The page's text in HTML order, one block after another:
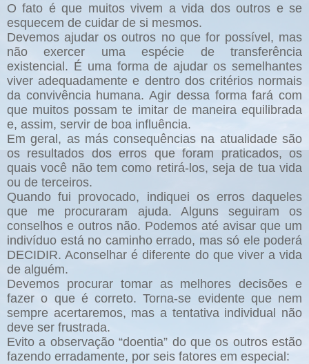
O fato é que muitos vivem a vida dos outros e se
esquecem de cuidar de si mesmos.
Devemos ajudar os outros no que for possível, mas
não exercer uma espécie de transferência
existencial. É uma forma de ajudar os semelhantes
viver adequadamente e dentro dos critérios normais
da convivência humana. Agir dessa forma fará com
que muitos possam te imitar de maneira equilibrada
e, assim, servir de boa influência.
Em geral, as más consequências na atualidade são
os resultados dos erros que foram praticados, os
quais você não tem como retirá-los, seja de tua vida
ou de terceiros.
Quando fui provocado, indiquei os erros daqueles
que me procuraram ajuda. Alguns seguiram os
conselhos e outros não. Podemos até avisar que um
indivíduo está no caminho errado, mas só ele poderá
DECIDIR. Aconselhar é diferente do que viver a vida
de alguém.
Devemos procurar tomar as melhores decisões e
fazer o que é correto. Torna-se evidente que nem
sempre acertaremos, mas a tentativa individual não
deve ser frustrada.
Evito a observação “doentia” do que os outros estão
fazendo erradamente, por seis fatores em especial: